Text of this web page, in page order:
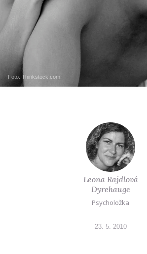
Foto: Thinkstock.com
Leona Rajdlová
Dyrehauge
Psycholožka
23. 5. 2010